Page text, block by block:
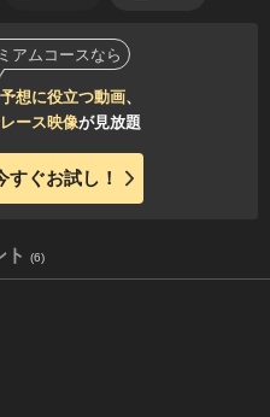
アムコースなら
想に役立つ動画、
ース映像が見放題
すぐお試し！
ト (6)